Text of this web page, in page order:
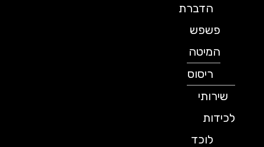
הדברת
פשפש
המיטה
ריסוס
שירותי
לכידות
לוכד